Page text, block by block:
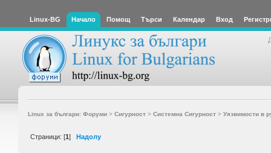
Linux-BG Начало Помощ Търси Календар Вход
Linux за българи: Форуми> Сигурност> Системна Сигурност> Уязвимости в
Страници: [1] Надолу